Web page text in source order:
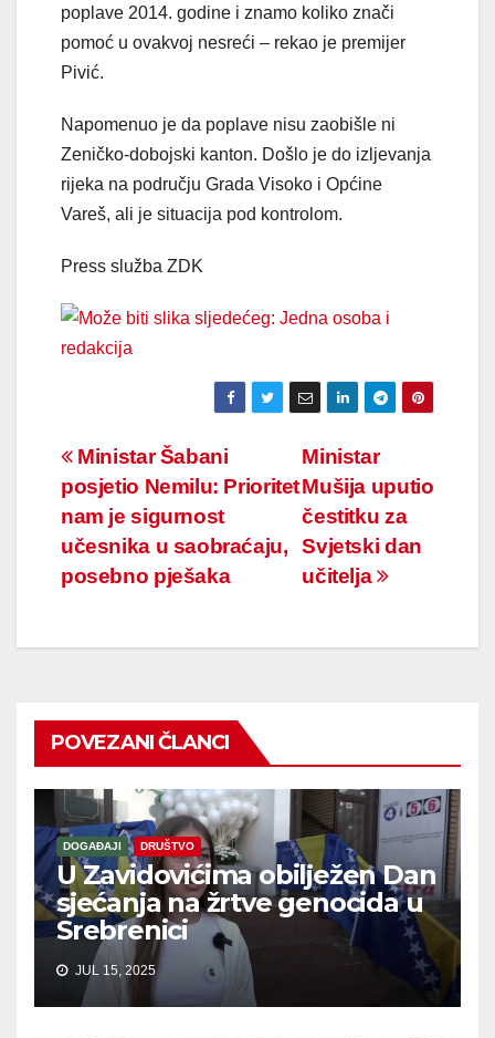
poplave 2014. godine i znamo koliko znači
pomoć u ovakvoj nesreći – rekao je premijer
Pivić.
Napomenuo je da poplave nisu zaobišle ni
Zeničko-dobojski kanton. Došlo je do izljevanja
rijeka na području Grada Visoko i Općine
Vareš, ali je situacija pod kontrolom.
Press služba ZDK
Navigacija
članaka
Ministar
Mušija uputio
čestitku za
Svjetski dan
učitelja
Ministar Šabani
posjetio Nemilu: Prioritet
nam je sigurnost
učesnika u saobraćaju,
posebno pješaka
POVEZANI ČLANCI
DOGAĐAJI DRUŠTVO
U Zavidovićima obilježen Dan
sjećanja na žrtve genocida u
Srebrenici
JUL 15, 2025